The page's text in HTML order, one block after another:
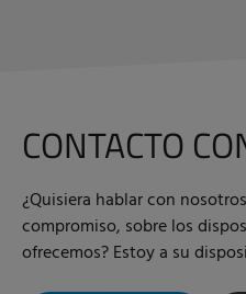
CONTACTO
¿Quisiera hablar con
compromiso, sobre los
ofrecemos? Estoy a su